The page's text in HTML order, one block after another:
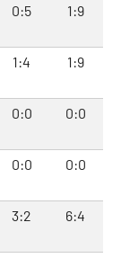
0:5 1:9
1:4 1:9
0:0 0:0
0:0 0:0
3:2 6:4